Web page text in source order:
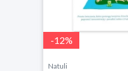
-12%
Natuli